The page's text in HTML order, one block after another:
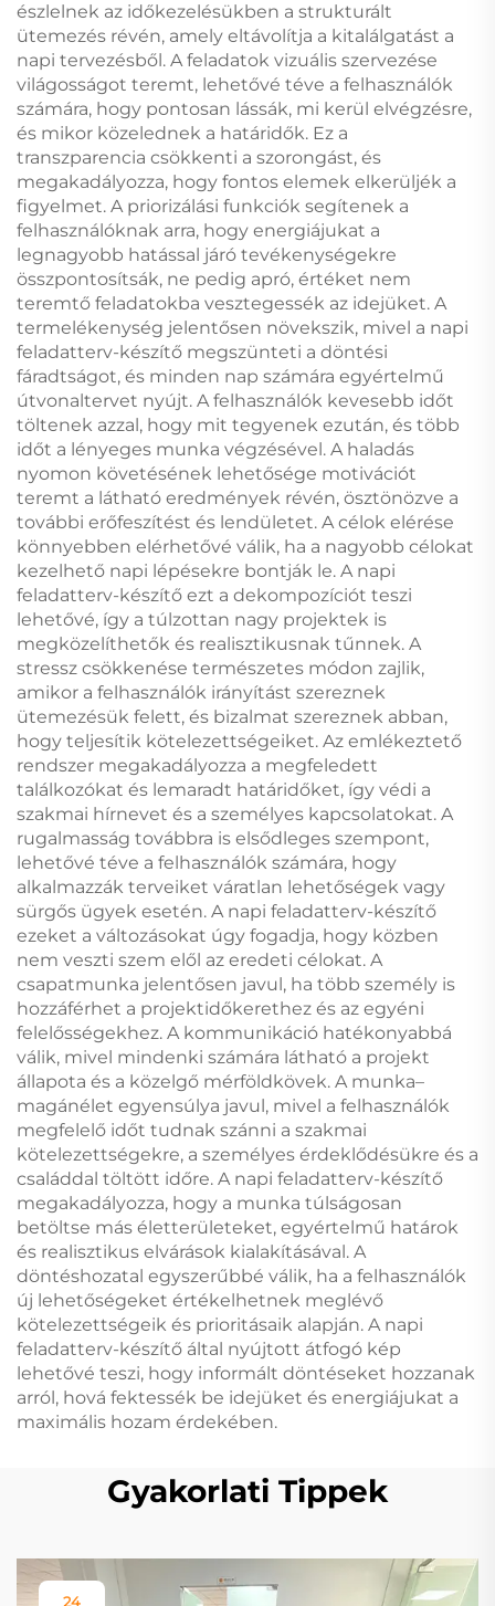
észlelnek az időkezelésükben a strukturált
ütemezés révén, amely eltávolítja a kitalálgatást a
napi tervezésből. A feladatok vizuális szervezése
világosságot teremt, lehetővé téve a felhasználók
számára, hogy pontosan lássák, mi kerül elvégzésre,
és mikor közelednek a határidők. Ez a
transzparencia csökkenti a szorongást, és
megakadályozza, hogy fontos elemek elkerüljék a
figyelmet. A priorizálási funkciók segítenek a
felhasználóknak arra, hogy energiájukat a
legnagyobb hatással járó tevékenységekre
összpontosítsák, ne pedig apró, értéket nem
teremtő feladatokba vesztegessék az idejüket. A
termelékenység jelentősen növekszik, mivel a napi
feladatterv-készítő megszünteti a döntési
fáradtságot, és minden nap számára egyértelmű
útvonaltervet nyújt. A felhasználók kevesebb időt
töltenek azzal, hogy mit tegyenek ezután, és több
időt a lényeges munka végzésével. A haladás
nyomon követésének lehetősége motivációt
teremt a látható eredmények révén, ösztönözve a
további erőfeszítést és lendületet. A célok elérése
könnyebben elérhetővé válik, ha a nagyobb célokat
kezelhető napi lépésekre bontják le. A napi
feladatterv-készítő ezt a dekompozíciót teszi
lehetővé, így a túlzottan nagy projektek is
megközelíthetők és realisztikusnak tűnnek. A
stressz csökkenése természetes módon zajlik,
amikor a felhasználók irányítást szereznek
ütemezésük felett, és bizalmat szereznek abban,
hogy teljesítik kötelezettségeiket. Az emlékeztető
rendszer megakadályozza a megfeledett
találkozókat és lemaradt határidőket, így védi a
szakmai hírnevet és a személyes kapcsolatokat. A
rugalmasság továbbra is elsődleges szempont,
lehetővé téve a felhasználók számára, hogy
alkalmazzák terveiket váratlan lehetőségek vagy
sürgős ügyek esetén. A napi feladatterv-készítő
ezeket a változásokat úgy fogadja, hogy közben
nem veszti szem elől az eredeti célokat. A
csapatmunka jelentősen javul, ha több személy is
hozzáférhet a projektidőkerethez és az egyéni
felelősségekhez. A kommunikáció hatékonyabbá
válik, mivel mindenki számára látható a projekt
állapota és a közelgő mérföldkövek. A munka–
magánélet egyensúlya javul, mivel a felhasználók
megfelelő időt tudnak szánni a szakmai
kötelezettségekre, a személyes érdeklődésükre és a
családdal töltött időre. A napi feladatterv-készítő
megakadályozza, hogy a munka túlságosan
betöltse más életterületeket, egyértelmű határok
és realisztikus elvárások kialakításával. A
döntéshozatal egyszerűbbé válik, ha a felhasználók
új lehetőségeket értékelhetnek meglévő
kötelezettségeik és prioritásaik alapján. A napi
feladatterv-készítő által nyújtott átfogó kép
lehetővé teszi, hogy informált döntéseket hozzanak
arról, hová fektessék be idejüket és energiájukat a
maximális hozam érdekében.
Gyakorlati Tippek
24